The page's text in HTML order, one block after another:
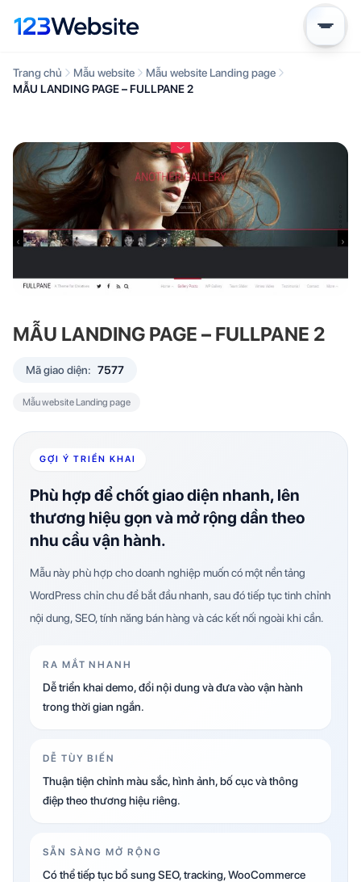
Trang chủ Mẫu website
Mẫu website Landing page
MẪU LANDING PAGE – FULLPANE 2
MẪU LANDING PAGE – FULLPANE 2
Mã giao diện: 7577
Mẫu website Landing page
GỢI Ý TRIỂN KHAI
Phù hợp để chốt giao diện nhanh, lên
thương hiệu gọn và mở rộng dần theo
nhu cầu vận hành.
Mẫu này phù hợp cho doanh nghiệp muốn có một nền tảng
WordPress chỉn chu để bắt đầu nhanh, sau đó tiếp tục tinh chỉnh
nội dung, SEO, tính năng bán hàng và các kết nối ngoài khi cần.
RA MẮT NHANH
Dễ triển khai demo, đổi nội dung và đưa vào vận hành
trong thời gian ngắn.
DỄ TÙY BIẾN
Thuận tiện chỉnh màu sắc, hình ảnh, bố cục và thông
điệp theo thương hiệu riêng.
SẴN SÀNG MỞ RỘNG
Có thể tiếp tục bổ sung SEO, tracking, WooCommerce